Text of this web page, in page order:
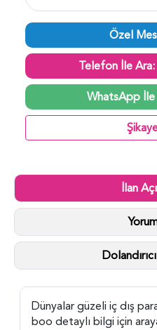
Özel
Telefon İle
WhatsApp
İlan
Dünyalar güzeli iç dış
boo detaylı bilgi için